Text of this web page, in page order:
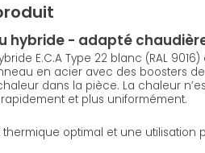
hybride - adapté
E.C.A Type 22 blanc (RAL
en acier avec des boosters
dans la pièce. La chaleur
et plus uniformément.
optimal et une utilisation